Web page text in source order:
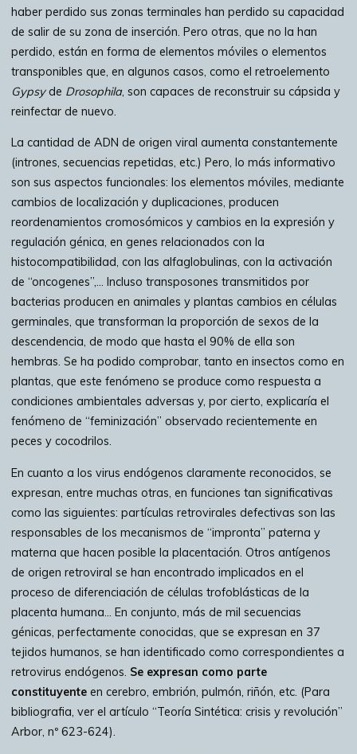
haber perdido sus zonas terminales han perdido su capacidad
de salir de su zona de inserción. Pero otras, que no la han
perdido, están en forma de elementos móviles o elementos
transponibles que, en algunos casos, como el retroelemento
Gypsyde Drosophila, son capaces de reconstruir su cápsida y
reinfectar de nuevo.
La cantidad de ADN de origen viral aumenta constantemente
(intrones, secuencias repetidas, etc.) Pero, lo más informativo
son sus aspectos funcionales: los elementos móviles, mediante
cambios de localización y duplicaciones, producen
reordenamientos cromosómicos y cambios en la expresión y
regulación génica, en genes relacionados con la
histocompatibilidad, con las alfaglobulinas, con la activación
de “oncogenes”,… Incluso transposones transmitidos por
bacterias producen en animales y plantas cambios en células
germinales, que transforman la proporción de sexos de la
descendencia, de modo que hasta el 90% de ella son
hembras. Se ha podido comprobar, tanto en insectos como en
plantas, que este fenómeno se produce como respuesta a
condiciones ambientales adversas y, por cierto, explicaría el
fenómeno de “feminización” observado recientemente en
peces y cocodrilos.
En cuanto a los virus endógenos claramente reconocidos, se
expresan, entre muchas otras, en funciones tan significativas
como las siguientes: partículas retrovirales defectivas son las
responsables de los mecanismos de “impronta” paterna y
materna que hacen posible la placentación. Otros antígenos
de origen retroviral se han encontrado implicados en el
proceso de diferenciación de células trofoblásticas de la
placenta humana… En conjunto, más de mil secuencias
génicas, perfectamente conocidas, que se expresan en 37
tejidos humanos, se han identificado como correspondientes a
retrovirus endógenos. Se expresan como parte
constituyenteen cerebro, embrión, pulmón, riñón, etc. (Para
bibliografia, ver el artículo “Teoría Sintética: crisis y revolución”
Arbor, nº 623-624).